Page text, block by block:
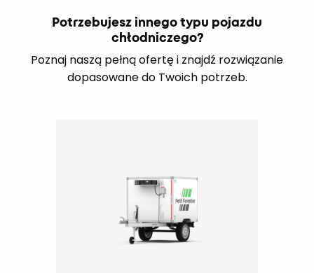
Potrzebujesz innego typu pojazdu
chłodniczego?
Poznaj naszą pełną ofertę i znajdź rozwiązanie
dopasowane do Twoich potrzeb.